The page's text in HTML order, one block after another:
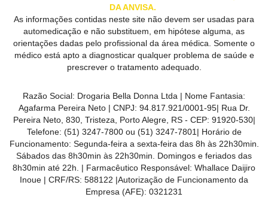
DA ANVISA.
As informações contidas neste site não devem ser usadas para
automedicação e não substituem, em hipótese alguma, as
orientações dadas pelo profissional da área médica. Somente o
médico está apto a diagnosticar qualquer problema de saúde e
prescrever o tratamento adequado.
Razão Social: Drogaria Bella Donna Ltda | Nome Fantasia:
Agafarma Pereira Neto | CNPJ: 94.817.921/0001-95| Rua Dr.
Pereira Neto, 830, Tristeza, Porto Alegre, RS - CEP: 91920-530|
Telefone: (51) 3247-7800 ou (51) 3247-7801 | Horário de
Funcionamento: Segunda-feira a sexta-feira das 8h às 22h30min.
Sábados das 8h30min às 22h30min. Domingos e feriados das
8h30min até 22h. | Farmacêutico Responsável: Whallace Daijiro
Inoue | CRF/RS: 588122 |Autorização de Funcionamento da
Empresa (AFE): 0321231